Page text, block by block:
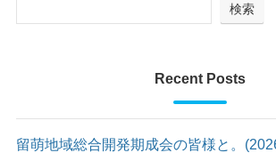
検索
Recent Posts
留萌地域総合開発期成会の皆様と。